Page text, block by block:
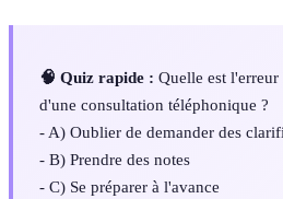
🧠 Quiz rapide : Quelle est
d'une consultation téléphonique ?
- A) Oublier de demander des
- B) Prendre des notes
- C) Se préparer à l'avance